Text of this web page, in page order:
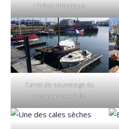
L’hôtel Atlantique
Canot de sauvetage du
Franceencore à flot